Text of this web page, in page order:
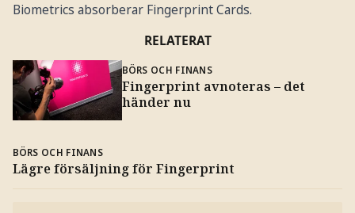
Biometrics absorberar Fingerprint Cards.
RELATERAT
BÖRS OCH FINANS
Fingerprint avnoteras – det
händer nu
BÖRS OCH FINANS
Lägre försäljning för Fingerprint